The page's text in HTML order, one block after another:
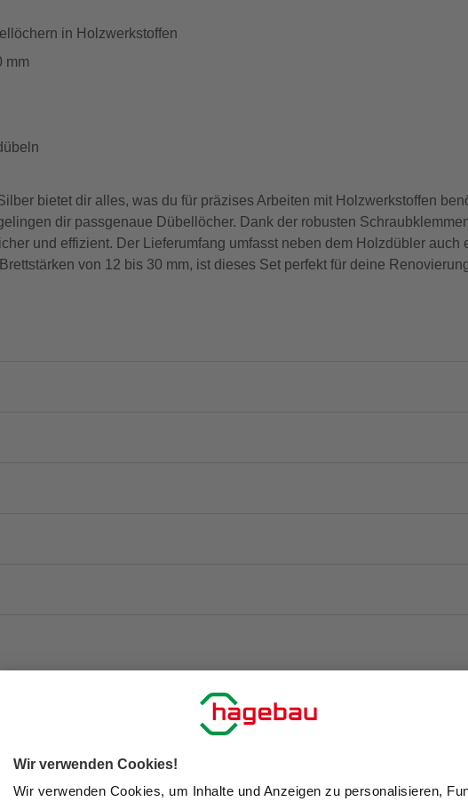
in Holzwerkstoffen
mm
bietet dir alles, was du für präzises Arbeiten mit Holzwerkstoffen
dir passgenaue Dübellöcher. Dank der robusten
und effizient. Der Lieferumfang umfasst neben dem Holzdübler auch
von 12 bis 30 mm, ist dieses Set perfekt für deine